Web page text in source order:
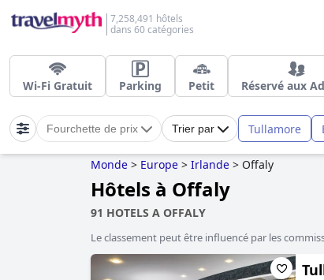
7,258,491 hôtels
dans 60 catégories
Wi-Fi Gratuit Parking Petit Réservé aux
Fourchette de prix Trier par Tullamore
Monde > Europe > Irlande > Offaly
Hôtels à Offaly
91 HOTELS A OFFALY
Le classement peut être influencé par les